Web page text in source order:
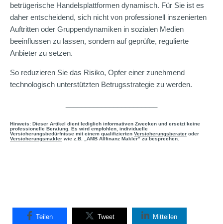
betrügerische Handelsplattformen dynamisch. Für Sie ist es
daher entscheidend, sich nicht von professionell inszenierten
Auftritten oder Gruppendynamiken in sozialen Medien
beeinflussen zu lassen, sondern auf geprüfte, regulierte
Anbieter zu setzen.
So reduzieren Sie das Risiko, Opfer einer zunehmend
technologisch unterstützten Betrugsstrategie zu werden.
Hinweis: Dieser Artikel dient lediglich informativen Zwecken und ersetzt keine
professionelle Beratung. Es wird empfohlen, individuelle
Versicherungsbedürfnisse mit einem qualifizierten Versicherungsberater oder
Versicherungsmakler wie z.B. „AMB Allfinanz Makler“ zu besprechen.
Teilen Tweet Mitteilen